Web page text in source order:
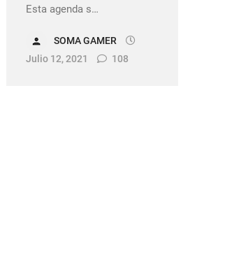
Esta agenda s…
SOMA GAMER
Julio 12, 2021
108